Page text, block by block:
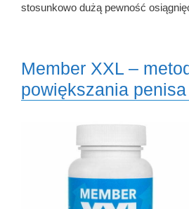
stosunkowo dużą pewność
Member XXL –
powiększania penisa